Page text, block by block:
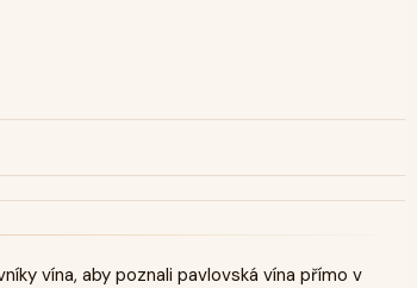
vína, aby poznali pavlovská vína přímo v